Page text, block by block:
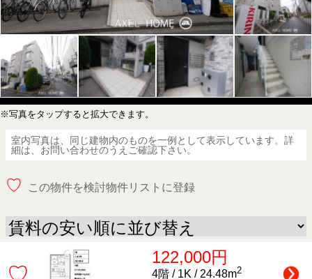
※写真をタップすると拡大できます。
室内写真は、同じ建物内のものを一例として表示しています。詳
細は、お問い合わせのうえご確認下さい。
♡ この物件を検討物件リストに登録
122,000円
4階 / 1K / 24.48m2